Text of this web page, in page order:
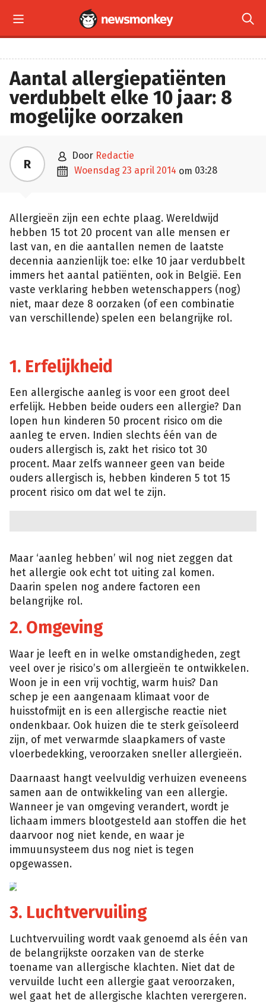
 
Aantal allergiepatiënten
verdubbelt elke 10 jaar: 8
mogelijke oorzaken
R  door Redactie
 woensdag 23 april 2014 om 03:28
Allergieën zijn een echte plaag. Wereldwijd
hebben 15 tot 20 procent van alle mensen er
last van, en die aantallen nemen de laatste
decennia aanzienlijk toe: elke 10 jaar verdubbelt
immers het aantal patiënten, ook in België. Een
vaste verklaring hebben wetenschappers (nog)
niet, maar deze 8 oorzaken (of een combinatie
van verschillende) spelen een belangrijke rol.
1. Erfelijkheid
Een allergische aanleg is voor een groot deel
erfelijk. Hebben beide ouders een allergie? Dan
lopen hun kinderen 50 procent risico om die
aanleg te erven. Indien slechts één van de
ouders allergisch is, zakt het risico tot 30
procent. Maar zelfs wanneer geen van beide
ouders allergisch is, hebben kinderen 5 tot 15
procent risico om dat wel te zijn.
Maar ‘aanleg hebben’ wil nog niet zeggen dat
het allergie ook echt tot uiting zal komen.
Daarin spelen nog andere factoren een
belangrijke rol.
2. Omgeving
Waar je leeft en in welke omstandigheden, zegt
veel over je risico’s om allergieën te ontwikkelen.
Woon je in een vrij vochtig, warm huis? Dan
schep je een aangenaam klimaat voor de
huisstofmijt en is een allergische reactie niet
ondenkbaar. Ook huizen die te sterk geïsoleerd
zijn, of met verwarmde slaapkamers of vaste
vloerbedekking, veroorzaken sneller allergieën.
Daarnaast hangt veelvuldig verhuizen eveneens
samen aan de ontwikkeling van een allergie.
Wanneer je van omgeving verandert, wordt je
lichaam immers blootgesteld aan stoffen die het
daarvoor nog niet kende, en waar je
immuunsysteem dus nog niet is tegen
opgewassen.
3. Luchtvervuiling
Luchtvervuiling wordt vaak genoemd als één van
de belangrijkste oorzaken van de sterke
toename van allergische klachten. Niet dat de
vervuilde lucht een allergie gaat veroorzaken,
wel gaat het de allergische klachten verergeren.